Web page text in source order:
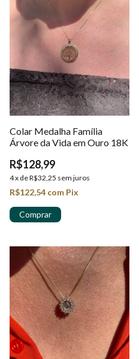
Colar Medalha Família
Árvore da Vida em Ouro 18K
R$128,99
4x deR$32,25 sem juros
R$122,54 com Pix